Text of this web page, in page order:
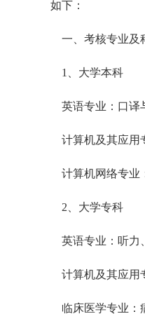
如下：
一、考核专业及
1、大学本科
英语专业：口译
计算机及其应用
计算机网络专业
2、大学专科
英语专业：听力
计算机及其应用
临床医学专业：